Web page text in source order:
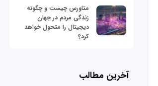
متاورس چیست و چگونه
زندگی مردم در جهان
دیجیتال را متحول خواهد
کرد؟
آخرین مطالب